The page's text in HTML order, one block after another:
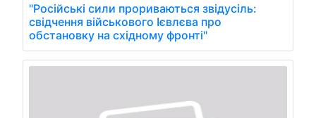
"Російські сили прориваються звідусіль:
свідчення військового Ієвлєва про
обстановку на східному фронті"